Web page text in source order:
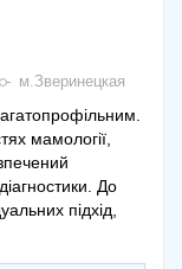
м.Зверинецкая
мамології,
До
підхід,